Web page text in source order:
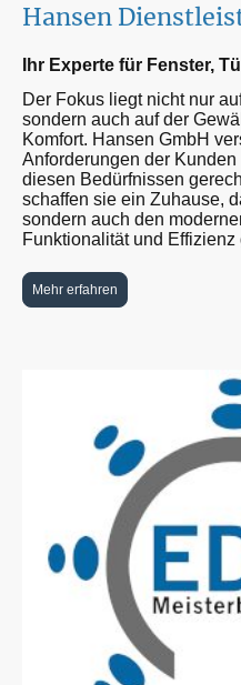
Hansen
Ihr Experte für Fenster,
Der Fokus liegt nicht nur
sondern auch auf der
Komfort. Hansen GmbH
Anforderungen der
diesen Bedürfnissen
schaffen sie ein Zuhause,
sondern auch den
Funktionalität und Effizienz
Mehr erfahren